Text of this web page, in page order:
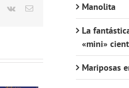
Pinterest
Vk
Correo
Manolita
La
«mini»
Mariposas